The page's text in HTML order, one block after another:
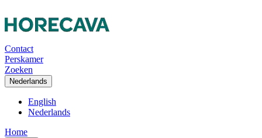
Contact
Perskamer
Zoeken
Nederlands
English
Nederlands
Home